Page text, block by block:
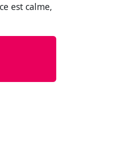
est calme,